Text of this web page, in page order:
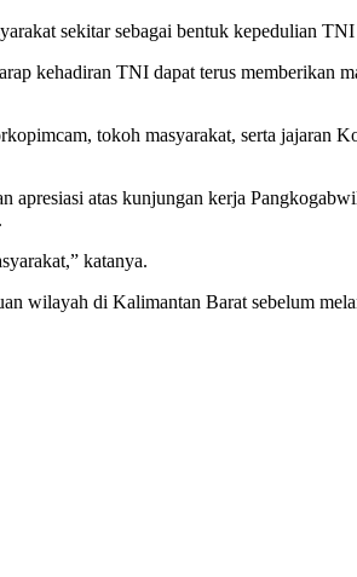
sekitar sebagai bentuk kepedulian
kehadiran TNI dapat terus
tokoh masyarakat, serta jajaran
atas kunjungan kerja
katanya.
wilayah di Kalimantan Barat sebelum